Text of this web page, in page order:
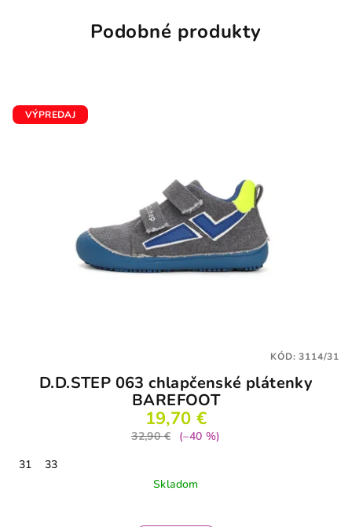
Podobné produkty
VÝPREDAJ
D.D.STEP 063 chlapčenské plátenky
BAREFOOT
19,70 €
32,90 €
(–40 %)
31
33
Skladom
KÓD:3114/31